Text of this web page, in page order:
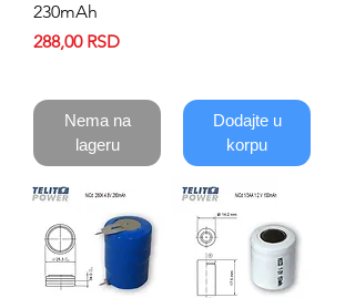
230mAh
Price
288,00 RSD
Nema na
lageru
Dodajte u
korpu